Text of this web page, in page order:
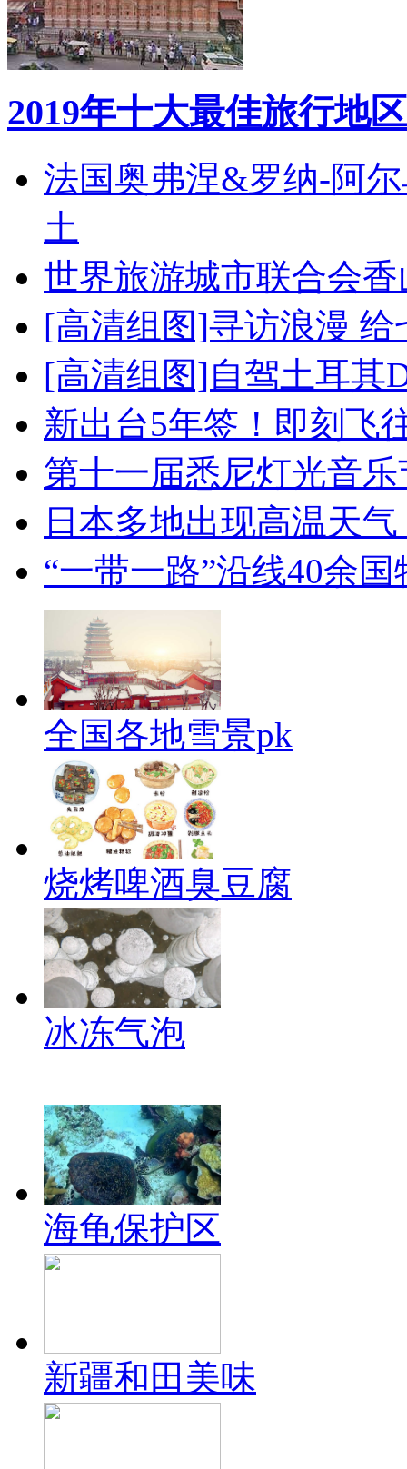
2019年十大最佳旅行地区
法国奥弗涅&罗纳-阿
土
世界旅游城市联合会
[高清组图]寻访浪漫
[高清组图]自驾土耳其
新出台5年签！即刻飞
第十一届悉尼灯光音
日本多地出现高温天
“一带一路”沿线40余
全国各地雪景pk
烧烤啤酒臭豆腐
冰冻气泡
海龟保护区
新疆和田美味